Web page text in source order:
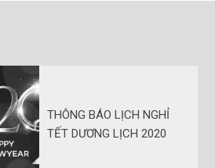
THÔNG BÁO LỊCH NGHỈ
TẾT DƯƠNG LỊCH 2020